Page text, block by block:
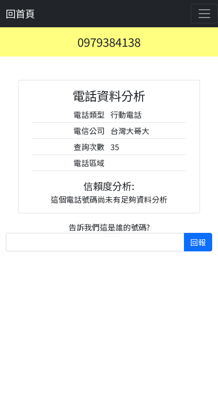
回首頁
0979384138
電話資料分析
電話類型 行動電話
電信公司 台灣大哥大
查詢次數 35
電話區域
信賴度分析:
這個電話號碼尚未有足夠資料分析
告訴我們這是誰的號碼?
回報